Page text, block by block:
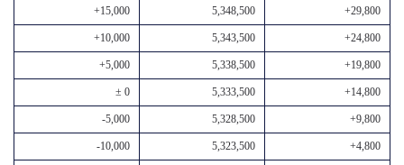
+15,000 5,348,500 +29,800
+10,000 5,343,500 +24,800
+5,000 5,338,500 +19,800
± 0 5,333,500 +14,800
-5,000 5,328,500 +9,800
-10,000 5,323,500 +4,800